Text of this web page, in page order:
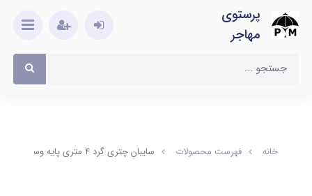
پرستوی
مهاجر
خانه فهرست محصولات سایبان چتری گرد ۴ متری پایه وسط برند pm